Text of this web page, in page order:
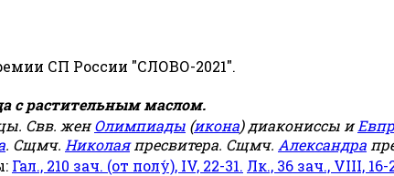
СП России "СЛОВО-2021".
с растительным маслом.
Свв. женОлимпиады (икона) диакониссы и
. Сщмч. Николаяпресвитера. Сщмч. Александра
Гал., 210 зач. (от полу́), IV, 22-31. Лк., 36 зач., VIII, 16-